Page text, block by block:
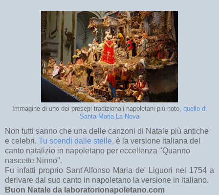
Immagine di uno dei presepi tradizionali napoletani più noto, quello di
Santa Maria La Nova
Non tutti sanno che una delle canzoni di Natale più antiche
e celebri, Tu scendi dalle stelle, è la versione italiana del
canto natalizio in napoletano per eccellenza "Quanno
nascette Ninno".
Fu infatti proprio Sant'Alfonso Maria de' Liguori nel 1754 a
derivare dal suo canto in napoletano la versione in italiano.
Buon Natale da laboratorionapoletano.com